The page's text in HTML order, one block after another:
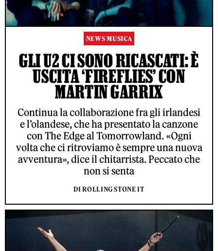
NEWS MUSICA
GLI U2 CI SONO RICASCATI: È
USCITA ‘FIREFLIES’ CON
MARTIN GARRIX
Continua la collaborazione fra gli irlandesi
e l’olandese, che ha presentato la canzone
con The Edge al Tomorrowland. «Ogni
volta che ci ritroviamo è sempre una nuova
avventura», dice il chitarrista. Peccato che
non si senta
DI ROLLING STONE IT